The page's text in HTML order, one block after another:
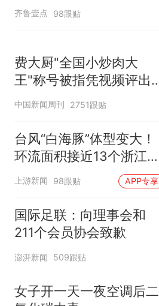
齐鲁壹点 98跟贴
费大厨"全国小炒肉大
王"称号被指凭视频评出
官方回应
中国新闻周刊 2751跟贴
台风“白海豚”体型变大！
环流面积接近13个浙江那
么大
上游新闻 98跟贴 APP专享
国际足联：向理事会和
211个会员协会致歉
澎湃新闻 509跟贴
女子开一天一夜空调后二